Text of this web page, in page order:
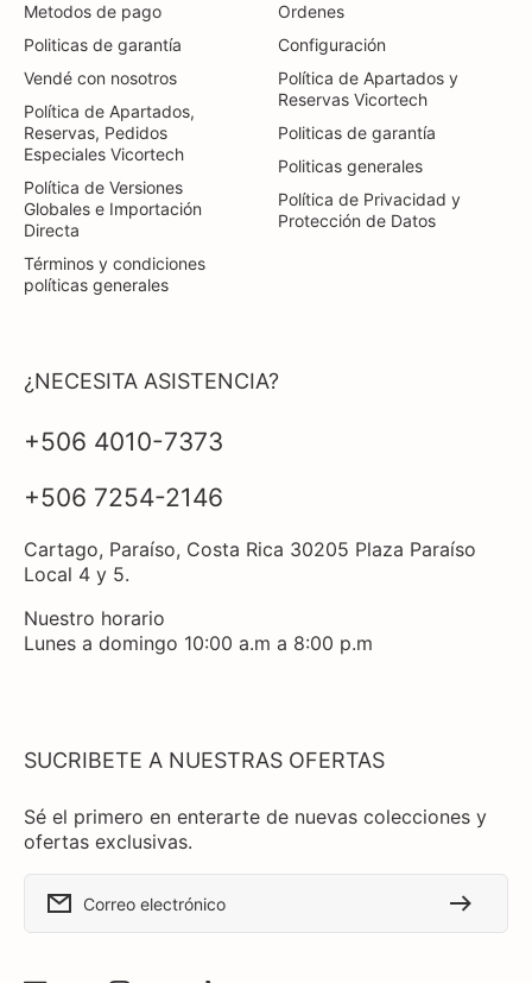
Metodos de pago
Politicas de garantía
Vendé con nosotros
Política de Apartados,
Reservas, Pedidos
Especiales Vicortech
Política de Versiones
Globales e Importación
Directa
Términos y condiciones
políticas generales
Ordenes
Configuración
Política de Apartados y
Reservas Vicortech
Politicas de garantía
Politicas generales
Política de Privacidad y
Protección de Datos
¿NECESITA ASISTENCIA?
+506 4010-7373
+506 7254-2146
Cartago, Paraíso, Costa Rica 30205 Plaza Paraíso
Local 4 y 5.
Nuestro horario
Lunes a domingo 10:00 a.m a 8:00 p.m
SUCRIBETE A NUESTRAS OFERTAS
Sé el primero en enterarte de nuevas colecciones y
ofertas exclusivas.
Correo electrónico